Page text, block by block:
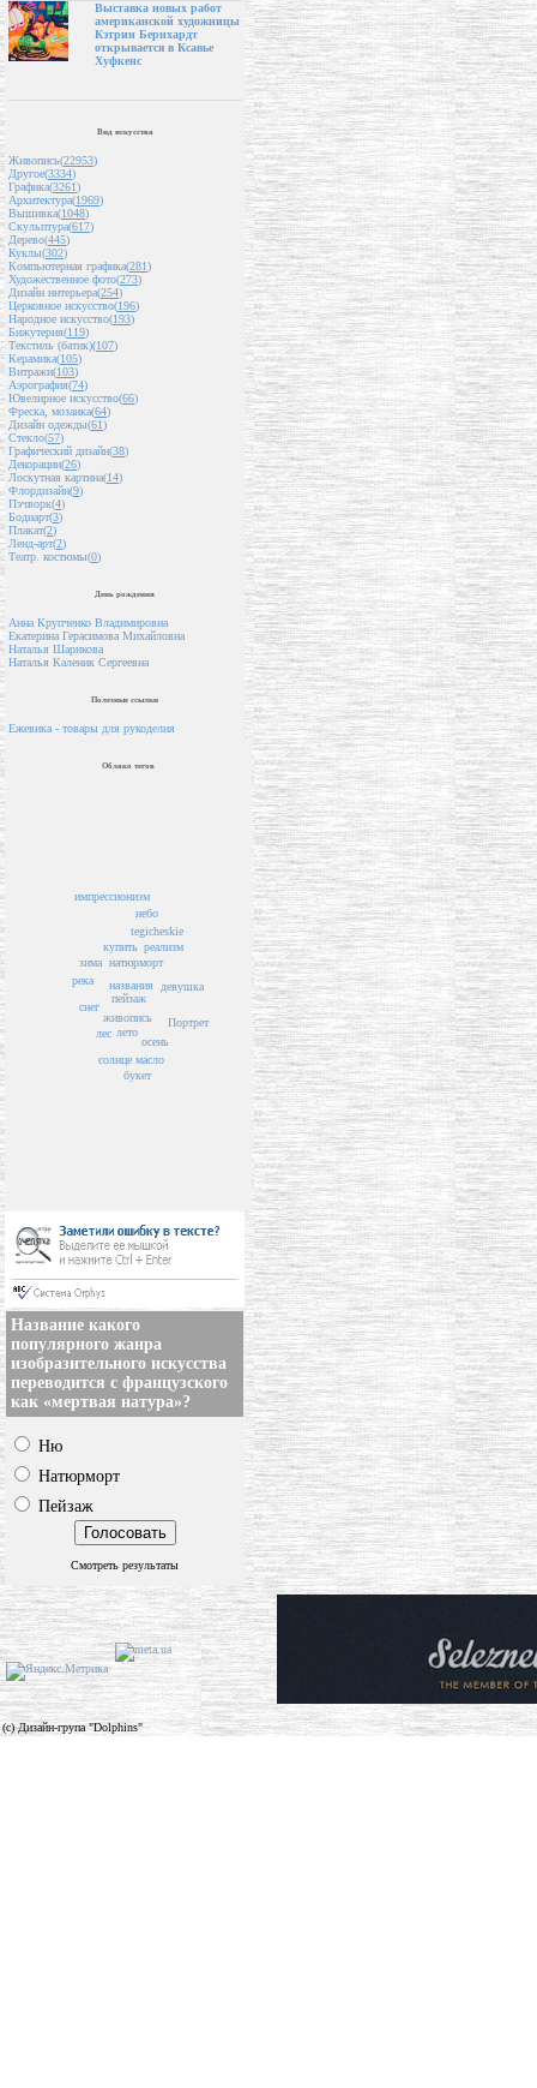
Выставка новых работ
американской художницы
Кэтрин Бернхардт
открывается в Ксавье
Хуфкенс
Вид искусства
Живопись(22953)
Другое(3334)
Графика(3261)
Архитектура(1969)
Вышивка(1048)
Скульптура(617)
Дерево(445)
Куклы(302)
Компьютерная графика(281)
Художественное фото(273)
Дизайн интерьера(254)
Церковное искусство(196)
Народное искусство(193)
Бижутерия(119)
Текстиль (батик)(107)
Керамика(105)
Витражи(103)
Аэрография(74)
Ювелирное искусство(66)
Фреска, мозаика(64)
Дизайн одежды(61)
Стекло(57)
Графический дизайн(38)
Декорации(26)
Лоскутная картина(14)
Флордизайн(9)
Пэчворк(4)
Бодиарт(3)
Плакат(2)
Ленд-арт(2)
Театр. костюмы(0)
День рождения
Анна Крупченко Владимировна
Екатерина Герасимова Михайловна
Наталья Шарикова
Наталья Каленик Сергеевна
Полезные ссылки
Ежевика - товары для рукоделия
Облако тегов
пейзаж
названия
живопись
лето
натюрморт
купить
солнце
лес
зима
осень
букет
масло
река
снег
tegicheskie
реализм
небо
импрессионизм
Портрет
девушка
Название какого
популярного жанра
изобразительного искусства
переводится с французского
как «мертвая натура»?
Ню
Натюрморт
Пейзаж
Смотреть результаты
(c) Дизайн-група "Dolphins"